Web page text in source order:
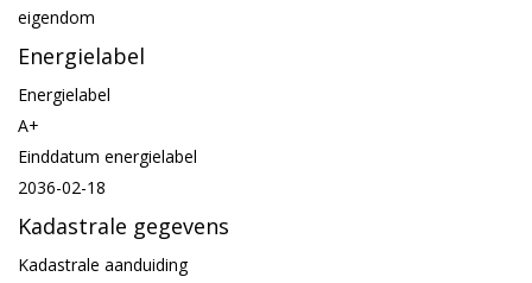
eigendom
Energielabel
Energielabel
A+
Einddatum energielabel
2036-02-18
Kadastrale gegevens
Kadastrale aanduiding